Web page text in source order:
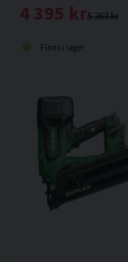
5 363 kr
4 395 kr
Finns i lager